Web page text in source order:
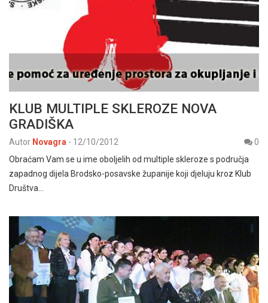
KLUB MULTIPLE SKLEROZE NOVA
GRADIŠKA
Autor Novagra - 12/10/2012
0
Obraćam Vam se u ime oboljelih od multiple skleroze s područja
zapadnog dijela Brodsko-posavske županije koji djeluju kroz Klub
Društva…